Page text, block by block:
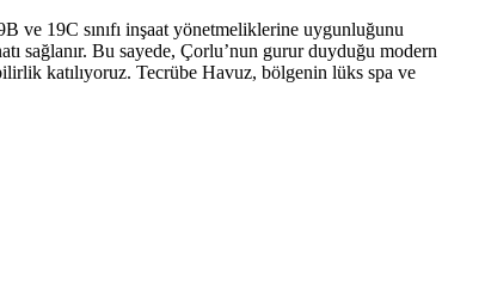
ve 19C sınıfı inşaat yönetmeliklerine uygunluğunu
sağlanır. Bu sayede, Çorlu’nun gurur duyduğu modern
katılıyoruz. Tecrübe Havuz, bölgenin lüks spa ve